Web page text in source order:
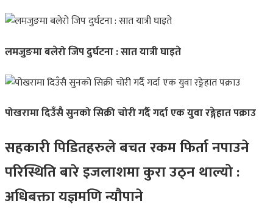
लमजुङमा बलेरो जिप दुर्घटना : सात यात्री घाइते
पोखरामा दिउँसै सुनको सिक्री चोरी गर्दै गर्दा एक युवा रङ्गेहात पक्राउ
सहकारी पिडितहरुले बचत रकम फिर्ता नपाउने
परिस्थिति बारे इजलाशमा कुरा उठ्न थाल्यो :
अधिबक्ता यज्ञमणि न्यौपाने